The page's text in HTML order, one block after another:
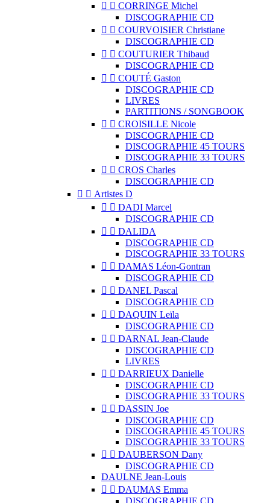
  CORRINGE Michel
DISCOGRAPHIE CD
  COURVOISIER Christiane
DISCOGRAPHIE CD
  COUTURIER Thibaud
DISCOGRAPHIE CD
  COUTÉ Gaston
DISCOGRAPHIE CD
LIVRES
PARTITIONS / SONGBOOK
  CROISILLE Nicole
DISCOGRAPHIE CD
DISCOGRAPHIE 45 TOURS
DISCOGRAPHIE 33 TOURS
  CROS Charles
DISCOGRAPHIE CD
  Artistes D
  DADI Marcel
DISCOGRAPHIE CD
  DALIDA
DISCOGRAPHIE CD
DISCOGRAPHIE 33 TOURS
  DAMAS Léon-Gontran
DISCOGRAPHIE CD
  DANEL Pascal
DISCOGRAPHIE CD
  DAQUIN Leïla
DISCOGRAPHIE CD
  DARNAL Jean-Claude
DISCOGRAPHIE CD
LIVRES
  DARRIEUX Danielle
DISCOGRAPHIE CD
DISCOGRAPHIE 33 TOURS
  DASSIN Joe
DISCOGRAPHIE CD
DISCOGRAPHIE 45 TOURS
DISCOGRAPHIE 33 TOURS
  DAUBERSON Dany
DISCOGRAPHIE CD
DAULNE Jean-Louis
  DAUMAS Emma
DISCOGRAPHIE CD